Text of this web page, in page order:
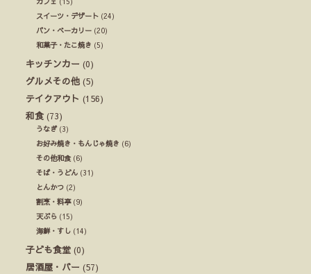
スイーツ・デザート (24)
パン・ベーカリー (20)
和菓子・たこ焼き (5)
キッチンカー (0)
グルメその他 (5)
テイクアウト (156)
和食 (73)
うなぎ(3)
お好み焼き・もんじゃ焼き (6)
その他和食(6)
そば・うどん (31)
とんかつ (2)
割烹・料亭(9)
天ぷら (15)
海鮮・すし (14)
子ども食堂 (0)
居酒屋・バー (57)